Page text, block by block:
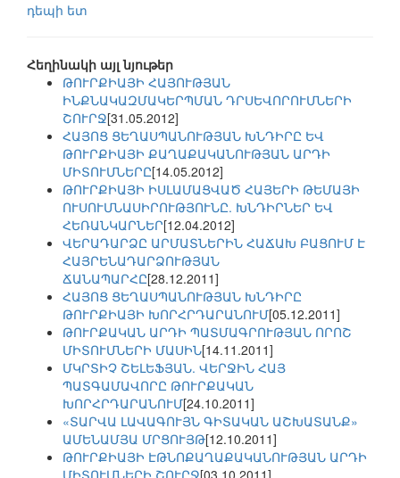
դեպի ետ
Հեղինակի այլ նյութեր
ԹՈՒՐՔԻԱՅԻ ՀԱՅՈՒԹՅԱՆ
ԻՆՔՆԱԿԱԶՄԱԿԵՐՊՄԱՆ ԴՐՍԵՎՈՐՈՒՄՆԵՐԻ
ՇՈՒՐՋ[31.05.2012]
ՀԱՅՈՑ ՑԵՂԱՍՊԱՆՈՒԹՅԱՆ ԽՆԴԻՐԸ ԵՎ
ԹՈՒՐՔԻԱՅԻ ՔԱՂԱՔԱԿԱՆՈՒԹՅԱՆ ԱՐԴԻ
ՄԻՏՈՒՄՆԵՐԸ[14.05.2012]
ԹՈՒՐՔԻԱՅԻ ԻՍԼԱՄԱՑՎԱԾ ՀԱՅԵՐԻ ԹԵՄԱՅԻ
ՈՒՍՈՒՄՆԱՍԻՐՈՒԹՅՈՒՆԸ. ԽՆԴԻՐՆԵՐ ԵՎ
ՀԵՌԱՆԿԱՐՆԵՐ[12.04.2012]
ՎԵՐԱԴԱՐՁԸ ԱՐՄԱՏՆԵՐԻՆ ՀԱՃԱԽ ԲԱՑՈՒՄ Է
ՀԱՅՐԵՆԱԴԱՐՁՈՒԹՅԱՆ
ՃԱՆԱՊԱՐՀԸ[28.12.2011]
ՀԱՅՈՑ ՑԵՂԱՍՊԱՆՈՒԹՅԱՆ ԽՆԴԻՐԸ
ԹՈՒՐՔԻԱՅԻ ԽՈՐՀՐԴԱՐԱՆՈՒՄ[05.12.2011]
ԹՈՒՐՔԱԿԱՆ ԱՐԴԻ ՊԱՏՄԱԳՐՈՒԹՅԱՆ ՈՐՈՇ
ՄԻՏՈՒՄՆԵՐԻ ՄԱՍԻՆ[14.11.2011]
ՄԿՐՏԻՉ ՇԵԼԵՖՅԱՆ. ՎԵՐՋԻՆ ՀԱՅ
ՊԱՏԳԱՄԱՎՈՐԸ ԹՈՒՐՔԱԿԱՆ
ԽՈՐՀՐԴԱՐԱՆՈՒՄ[24.10.2011]
«ՏԱՐՎԱ ԼԱՎԱԳՈՒՅՆ ԳԻՏԱԿԱՆ ԱՇԽԱՏԱՆՔ»
ԱՄԵՆԱՄՅԱ ՄՐՑՈՒՅԹ[12.10.2011]
ԹՈՒՐՔԻԱՅԻ ԷԹՆՈՔԱՂԱՔԱԿԱՆՈՒԹՅԱՆ ԱՐԴԻ